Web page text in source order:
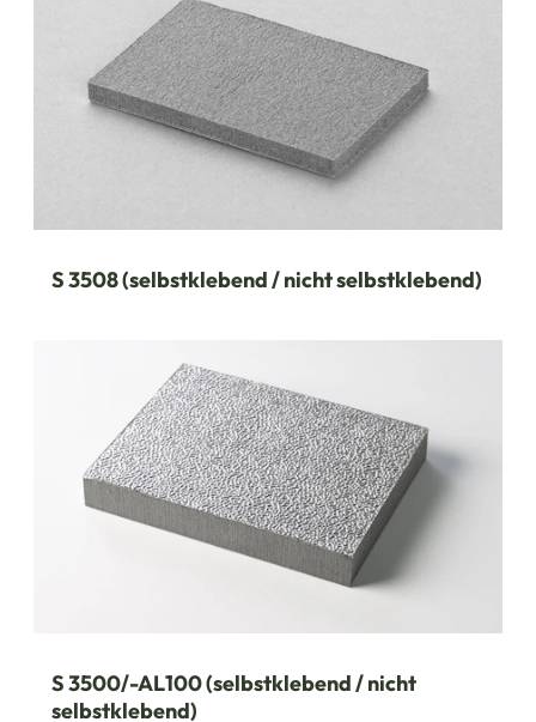
S 3508 (selbstklebend / nicht selbstklebend)
S 3500/-AL100 (selbstklebend / nicht
selbstklebend)